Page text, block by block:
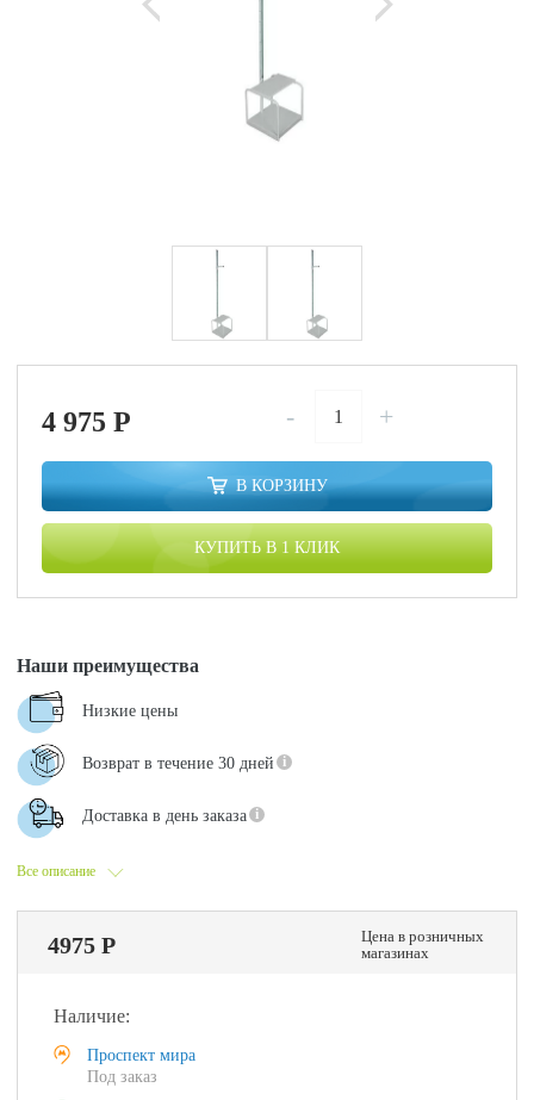
4 975P - +
В КОРЗИНУ
КУПИТЬ В 1 КЛИК
Все описание
Наши преимущества
Низкие цены
Возврат в течение 30 дней
Доставка в день заказа
4975 Р
Цена в розничных
магазинах
Наличие:
Проспект мира
Под заказ